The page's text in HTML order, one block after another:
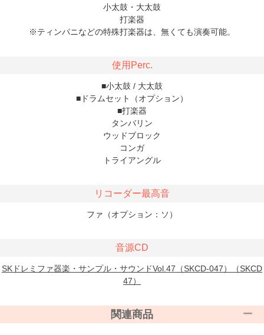
小太鼓・大太鼓
打楽器
※ティンパニなどの特殊打楽器は、無くても演奏可能。
使用Perc.
■小太鼓 / 大太鼓
■ドラムセット（オプション）
■打楽器
タンバリン
ウッドブロック
コンガ
トライアングル
リコーダー最高音
ファ（オプション：ソ）
音源CD
SKドレミファ器楽・サンプル・サウンドVol.47（SKCD-047）（SKCD
47）
関連商品